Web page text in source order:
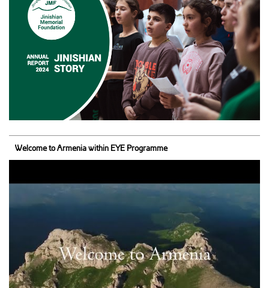
Welcome to Armenia within EYE Programme